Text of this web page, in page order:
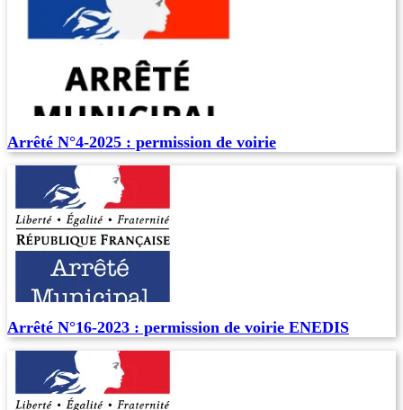
Arrêté N°4-2025 : permission de voirie
Arrêté N°16-2023 : permission de voirie ENEDIS